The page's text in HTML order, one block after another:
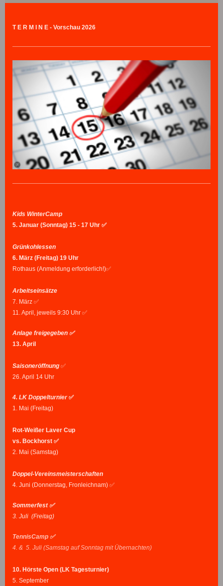
T E R M I N E - Vorschau 2026
Kids WinterCamp
5. Januar (Sonntag) 15 - 17 Uhr ✅
Grünkohlessen
6. März (Freitag) 19 Uhr
Rothaus (Anmeldung erforderlich!)✅
Arbeitseinsätze
7. März ✅
11. April, jeweils 9:30 Uhr ✅
Anlage freigegeben ✅
13. April
Saisoneröffnung ✅
26. April 14 Uhr
4. LK Doppelturnier✅
1. Mai (Freitag)
Rot-Weißer Laver Cup
vs. Bockhorst ✅
2. Mai (Samstag)
Doppel-Vereinsmeisterschaften
4. Juni (Donnerstag, Fronleichnam) ✅
Sommerfest ✅
3. Juli (Freitag)
TennisCamp ✅
4. & 5. Juli (Samstag auf Sonntag mit Übernachten)
10. Hörste Open (LK Tagesturnier)
5. September